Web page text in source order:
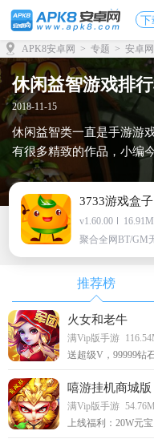
下
APK8安卓网 > 专题 > 安卓
休闲益智游戏排
2018-11-15
休闲益智类一直是手游游
有很多精致的作品，小编
最火的益智游戏。
3733游戏盒子
v1.60.00
推荐榜
火女和老牛
满Vip版手游
送超级V，99999钻
嘻游挂机商城版
满Vip版手游
上线福利：20W元